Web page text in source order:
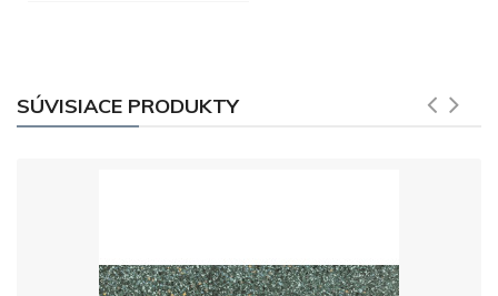
SÚVISIACE PRODUKTY